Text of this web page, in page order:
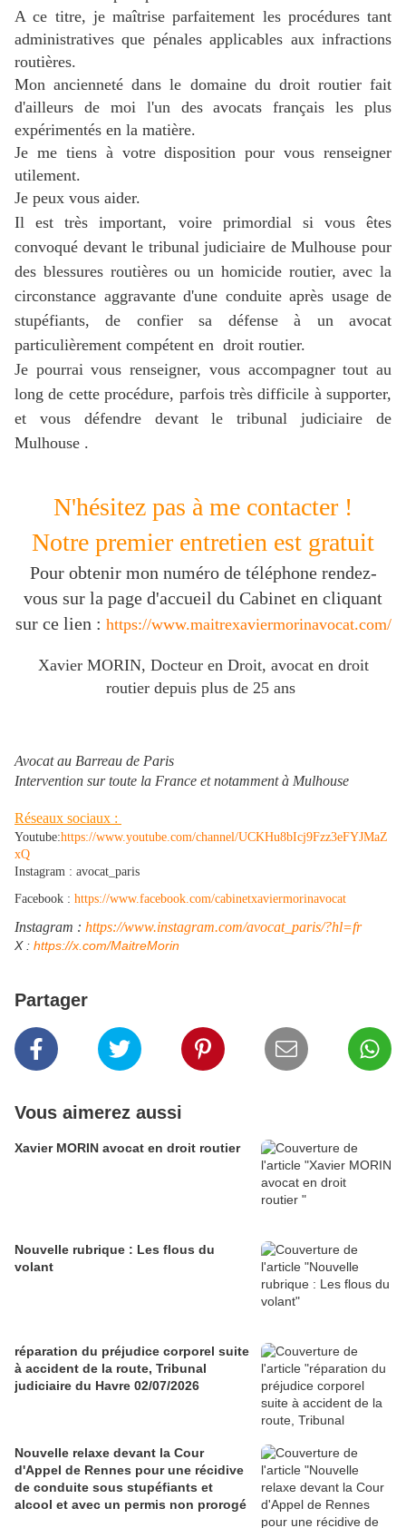
A ce titre, je maîtrise parfaitement les procédures tant
administratives que pénales applicables aux infractions
routières.
Mon ancienneté dans le domaine du droit routier fait
d'ailleurs de moi l'un des avocats français les plus
expérimentés en la matière.
Je me tiens à votre disposition pour vous renseigner
utilement.
Je peux vous aider.
Il est très important, voire primordial si vous êtes
convoqué devant le tribunal judiciaire de Mulhouse pour
des blessures routières ou un homicide routier, avec la
circonstance aggravante d'une conduite après usage de
stupéfiants, de confier sa défense à un avocat
particulièrement compétent en droit routier.
Je pourrai vous renseigner, vous accompagner tout au
long de cette procédure, parfois très difficile à supporter,
et vous défendre devant le tribunal judiciaire de
Mulhouse .
N'hésitez pas à me contacter !
Notre premier entretien est gratuit
Pour obtenir mon numéro de téléphone rendez-
vous sur la page d'accueil du Cabinet en cliquant
sur ce lien : https://www.maitrexaviermorinavocat.com/
Xavier MORIN, Docteur en Droit, avocat en droit
routier depuis plus de 25 ans
Avocat au Barreau de Paris
Intervention sur toute la France et notamment à Mulhouse
Réseaux sociaux :
Youtube:https://www.youtube.com/channel/UCKHu8bIcj9Fzz3eFYJMaZ
xQ
Instagram : avocat_paris
Facebook : https://www.facebook.com/cabinetxaviermorinavocat
Instagram : https://www.instagram.com/avocat_paris/?hl=fr
​X : https://x.com/MaitreMorin
Partager
Vous aimerez aussi
Xavier MORIN avocat en droit routier
Nouvelle rubrique : Les flous du
volant
réparation du préjudice corporel suite
à accident de la route, Tribunal
judiciaire du Havre 02/07/2026
Nouvelle relaxe devant la Cour
d'Appel de Rennes pour une récidive
de conduite sous stupéfiants et
alcool et avec un permis non prorogé